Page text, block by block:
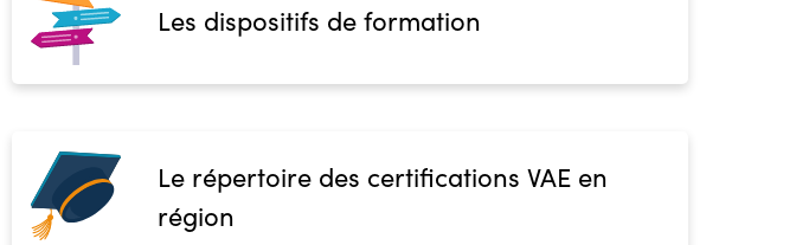
Les dispositifs de formation
Le répertoire des certifications VAE en
région